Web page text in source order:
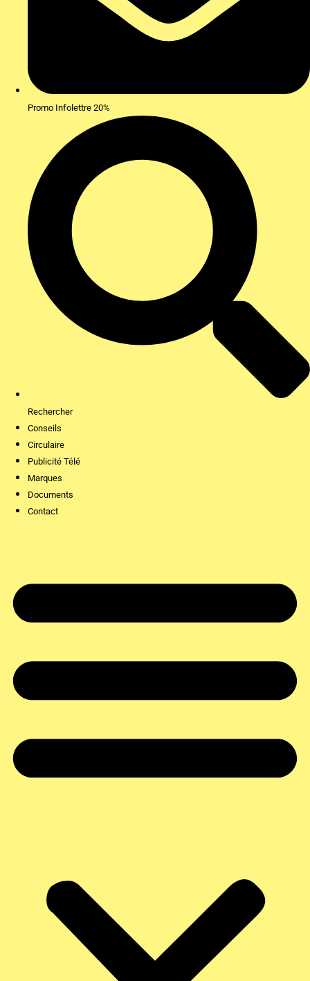
Promo Infolettre 20%
Rechercher
Conseils
Circulaire
Publicité Télé
Marques
Documents
Contact